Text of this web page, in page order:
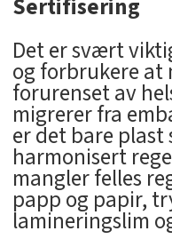
Sertifisering
Det er svært
og forbrukere at
forurenset av
migrerer fra
er det bare plast
harmonisert
mangler felles
papp og papir,
lamineringslim